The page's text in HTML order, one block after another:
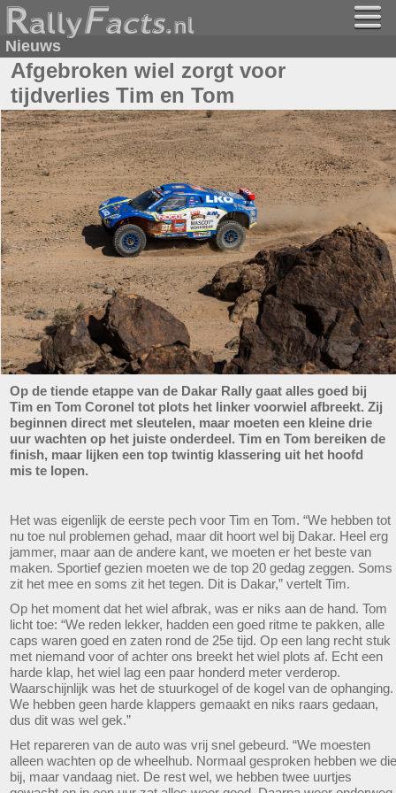
Nieuws
Afgebroken wiel zorgt voor
tijdverlies Tim en Tom
Op de tiende etappe van de Dakar Rally gaat alles goed bij
Tim en Tom Coronel tot plots het linker voorwiel afbreekt. Zij
beginnen direct met sleutelen, maar moeten een kleine drie
uur wachten op het juiste onderdeel. Tim en Tom bereiken de
finish, maar lijken een top twintig klassering uit het hoofd
mis te lopen.
Het was eigenlijk de eerste pech voor Tim en Tom. “We hebben tot
nu toe nul problemen gehad, maar dit hoort wel bij Dakar. Heel erg
jammer, maar aan de andere kant, we moeten er het beste van
maken. Sportief gezien moeten we de top 20 gedag zeggen. Soms
zit het mee en soms zit het tegen. Dit is Dakar,” vertelt Tim.
Op het moment dat het wiel afbrak, was er niks aan de hand. Tom
licht toe: “We reden lekker, hadden een goed ritme te pakken, alle
caps waren goed en zaten rond de 25e tijd. Op een lang recht stuk
met niemand voor of achter ons breekt het wiel plots af. Echt een
harde klap, het wiel lag een paar honderd meter verderop.
Waarschijnlijk was het de stuurkogel of de kogel van de ophanging.
We hebben geen harde klappers gemaakt en niks raars gedaan,
dus dit was wel gek.”
Het repareren van de auto was vrij snel gebeurd. “We moesten
alleen wachten op de wheelhub. Normaal gesproken hebben we die
bij, maar vandaag niet. De rest wel, we hebben twee uurtjes